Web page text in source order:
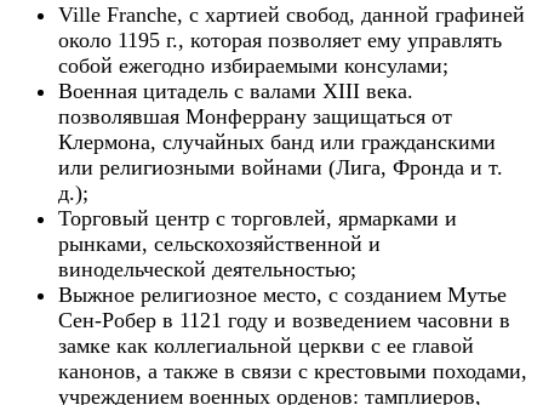
Ville Franche, с хартией свобод, данной графиней
около 1195 г., которая позволяет ему управлять
собой ежегодно избираемыми консулами;
Военная цитадель с валами XIII века.
позволявшая Монферрану защищаться от
Клермона, случайных банд или гражданскими
или религиозными войнами (Лига, Фронда и т.
д.);
Торговый центр с торговлей, ярмарками и
рынками, сельскохозяйственной и
винодельческой деятельностью;
Выжное религиозное место, с созданием Мутье
Сен-Робер в 1121 году и возведением часовни в
замке как коллегиальной церкви с ее главой
канонов, а также в связи с крестовыми походами,
учреждением военных орденов: тамплиеров,